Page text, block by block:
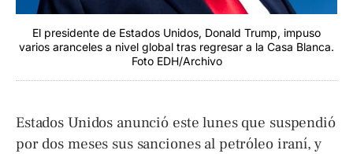
El presidente de Estados Unidos, Donald Trump, impuso
varios aranceles a nivel global tras regresar a la Casa Blanca.
Foto EDH/Archivo
Estados Unidos anunció este lunes que suspendió
por dos meses sus sanciones al petróleo iraní, y